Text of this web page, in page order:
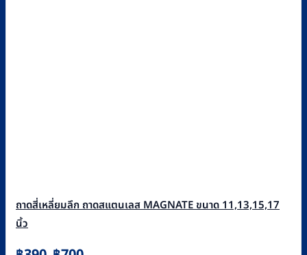
ถาดสี่เหลี่ยมลึก ถาดสแตนเลส MAGNATE ขนาด 11,13,15,17
นิ้ว